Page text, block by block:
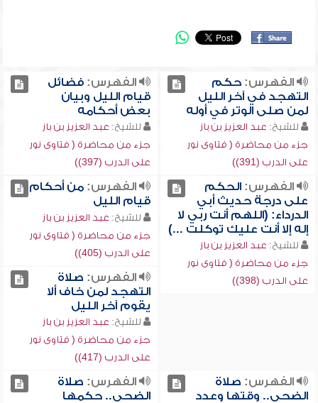
الفهرس:حكم
التهجد في آخر الليل
لمن صلى الوتر في أوله
للشيخ: عبد العزيز بن باز
جزء من محاضرة ( فتاوى نور
على الدرب (391))
الفهرس:فضائل
قيام الليل وبيان
بعض أحكامه
للشيخ: عبد العزيز بن باز
جزء من محاضرة ( فتاوى نور
على الدرب (397))
الفهرس:الحكم
على درجة حديث أبي
الدرداء: (اللهم أنت ربي لا
إله إلا أنت عليك توكلت ...)
للشيخ: عبد العزيز بن باز
جزء من محاضرة ( فتاوى نور
على الدرب (398))
الفهرس:من أحكام
قيام الليل
للشيخ: عبد العزيز بن باز
جزء من محاضرة ( فتاوى نور
على الدرب (405))
الفهرس: صلاة
التهجد لمن خاف ألا
يقوم آخر الليل
للشيخ: عبد العزيز بن باز
جزء من محاضرة ( فتاوى نور
على الدرب (417))
الفهرس: صلاة
الضحى.. وقتها وعدد
الفهرس: صلاة
الضحى.. حكمها